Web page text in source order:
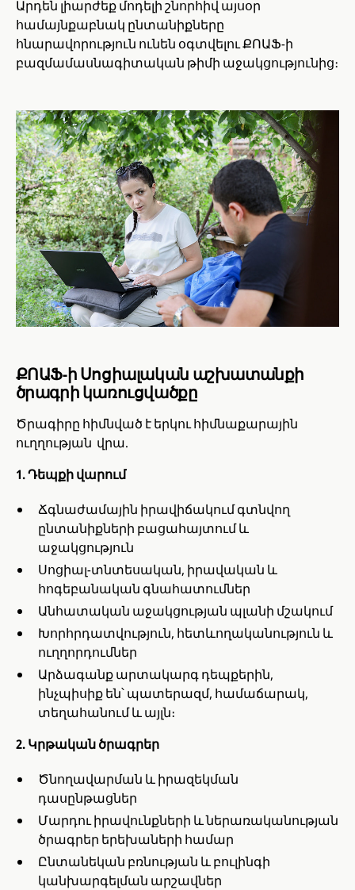
Արդեն լիարժեք մոդելի շնորհիվ այսօր
համայնքաբնակ ընտանիքները
հնարավորություն ունեն օգտվելու ՔՈԱՖ-ի
բազմամասնագիտական թիմի աջակցությունից։
ՔՈԱՖ-ի Սոցիալական աշխատանքի
ծրագրի կառուցվածքը
Ծրագիրը հիմնված է երկու հիմնաքարային
ուղղության վրա.
1. Դեպքի վարում
Ճգնաժամային իրավիճակում գտնվող
ընտանիքների բացահայտում և
աջակցություն
Սոցիալ-տնտեսական, իրավական և
հոգեբանական գնահատումներ
Անհատական աջակցության պլանի մշակում
Խորհրդատվություն, հետևողականություն և
ուղղորդումներ
Արձագանք արտակարգ դեպքերին,
ինչպիսիք են՝ պատերազմ, համաճարակ,
տեղահանում և այլն։
2. Կրթական ծրագրեր
Ծնողավարման և իրազեկման
դասընթացներ
Մարդու իրավունքների և ներառականության
ծրագրեր երեխաների համար
Ընտանեկան բռնության և բուլինգի
կանխարգելման արշավներ